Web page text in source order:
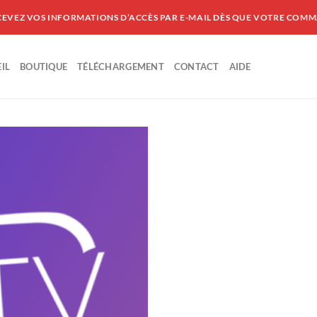
VOS INFORMATIONS D’ACCÈS PAR E-MAIL DÈS QUE VOTRE
BOUTIQUE TÉLÉCHARGEMENT CONTACT AIDE